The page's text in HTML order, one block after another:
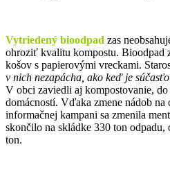
Vytriedený bioodpad zas
ohroziť kvalitu kompostu. Bioodpad
košov s papierovými vreckami.
v nich nezapácha, ako keď je
V obci zaviedli aj kompostovanie,
domácností. Vďaka zmene nádob na
informačnej kampani sa zmenila
skončilo na skládke 330 ton
ton.